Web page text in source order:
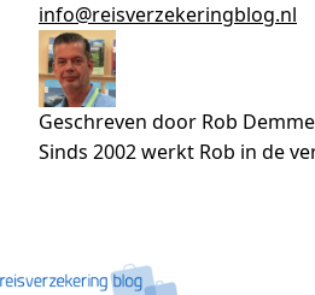
info@reisverzekeringblog.nl
Geschreven door Rob
Sinds 2002 werkt Rob in de